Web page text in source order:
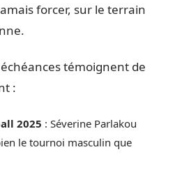
forcer, sur le terrain
témoignent de
:
2025 : Séverine Parlakou
le tournoi masculin que